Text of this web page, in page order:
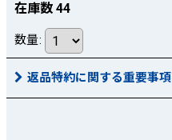
在庫数 44
数量:
返品特約に関する重要事項